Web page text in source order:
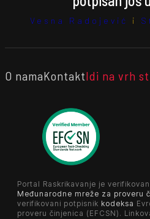
Vesna Radojević i
O namaKontaktIdi na vrh
Portal Raskrikavanje je
Međunarodne mreže za proveru
verifikovani potpisnik kodeksa
proveru činjenica (EFCSN).